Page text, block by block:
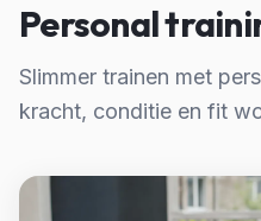
Personal
Slimmer trainen met
kracht, conditie en fit